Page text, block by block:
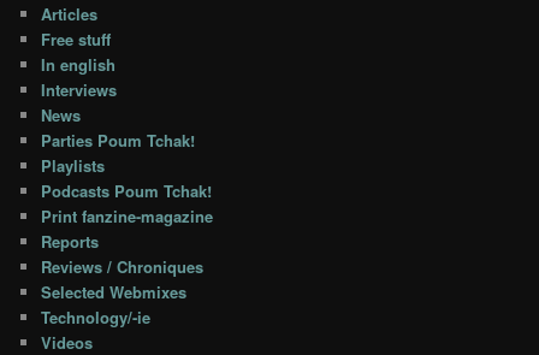
Articles
Free stuff
In english
Interviews
News
Parties Poum Tchak!
Playlists
Podcasts Poum Tchak!
Print fanzine-magazine
Reports
Reviews / Chroniques
Selected Webmixes
Technology/-ie
Videos